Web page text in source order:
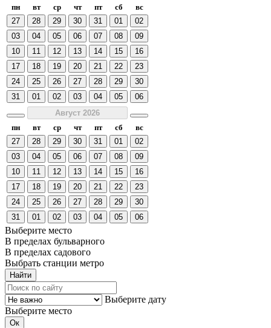
пн
вт ср чт пт сб
вс
27
28 29 30 31 01
02
03
04 05 06 07 08
09
10
11 12 13 14 15
16
17
18 19 20 21 22
23
24
25 26 27 28 29
30
31
01 02 03 04 05
06
Август 2026
пн
вт ср чт пт сб
вс
27
28 29 30 31 01
02
03
04 05 06 07 08
09
10
11 12 13 14 15
16
17
18 19 20 21 22
23
24
25 26 27 28 29
30
31
01 02 03 04 05 06
Выберите место
В пределах бульварного
В пределах садового
Выбрать станции метро
Выберите дату
Выберите место